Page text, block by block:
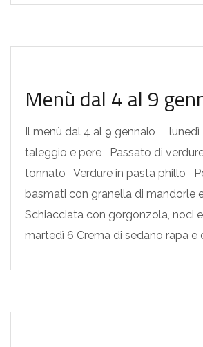
MENU SETTIMANALI
Menù dal 4 al 9
Il menù dal 4 al 9 gennaio lunedì
taleggio e pere Passato di
tonnato Verdure in pasta phillo
basmati con granella di mandorle
Schiacciata con gorgonzola, noci
martedì 6 Crema di sedano rapa e
MENU SETTIMANALI